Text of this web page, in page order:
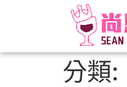
分類: